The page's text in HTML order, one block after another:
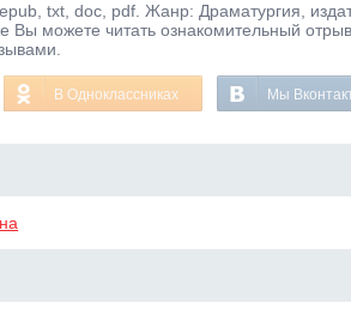
txt, doc, pdf. Жанр: Драматургия,
Вы можете читать ознакомительный
В Одноклассниках Мы